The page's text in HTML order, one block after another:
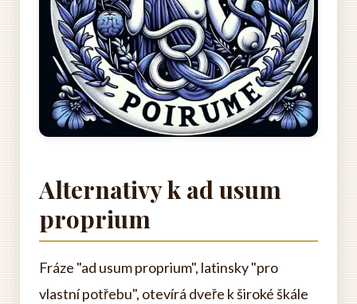
Alternativy k ad usum
proprium
Fráze "ad usum proprium", latinsky "pro
vlastní potřebu", otevírá dveře k široké škále